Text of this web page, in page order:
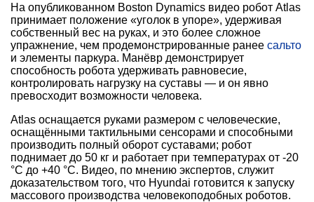
На опубликованном Boston Dynamics видео робот Atlas
принимает положение «уголок в упоре», удерживая
собственный вес на руках, и это более сложное
упражнение, чем продемонстрированные ранее сальто
и элементы паркура. Манёвр демонстрирует
способность робота удерживать равновесие,
контролировать нагрузку на суставы — и он явно
превосходит возможности человека.
Atlas оснащается руками размером с человеческие,
оснащёнными тактильными сенсорами и способными
производить полный оборот суставами; робот
поднимает до 50 кг и работает при температурах от -20
°C до +40 °C. Видео, по мнению экспертов, служит
доказательством того, что Hyundai готовится к запуску
массового производства человекоподобных роботов.